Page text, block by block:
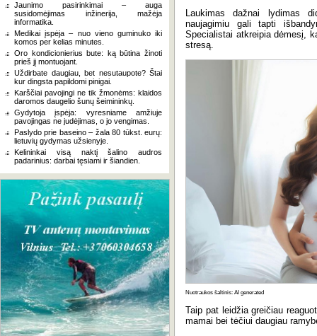
Jaunimo pasirinkimai – auga
susidomėjimas inžinerija, mažėja
informatika.
Medikai įspėja – nuo vieno guminuko iki
komos per kelias minutes.
Oro kondicionierius bute: ką būtina žinoti
prieš jį montuojant.
Uždirbate daugiau, bet nesutaupote? Štai
kur dingsta papildomi pinigai.
Karščiai pavojingi ne tik žmonėms: klaidos
daromos daugelio šunų šeimininkų.
Gydytoja įspėja: vyresniame amžiuje
pavojingas ne judėjimas, o jo vengimas.
Paslydo prie baseino – žala 80 tūkst. eurų:
lietuvių gydymas užsienyje.
Kelininkai visą naktį šalino audros
padarinius: darbai tęsiami ir šiandien.
Laukimas dažnai lydimas
naujagimiu gali tapti
Specialistai atkreipia dėmesį,
stresą.
Nuotraukos šaltinis: AI generated
Taip pat leidžia greičiau
mamai bei tėčiui daugiau